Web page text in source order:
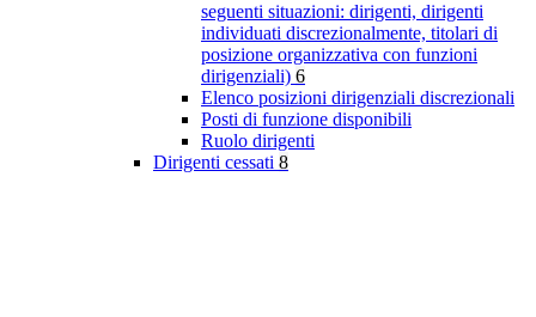
seguenti situazioni: dirigenti, dirigenti
individuati discrezionalmente, titolari di
posizione organizzativa con funzioni
dirigenziali) 6
Elenco posizioni dirigenziali discrezionali
Posti di funzione disponibili
Ruolo dirigenti
Dirigenti cessati 8